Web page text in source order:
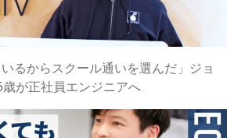
いるからスクール通いを選んだ」ジョ
が正社員エンジニアへ